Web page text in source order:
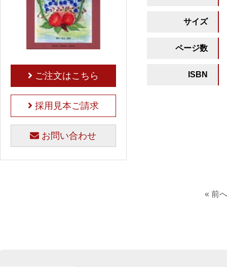
ご注文はこちら
採用見本ご請求
お問い合わせ
サイズ
ページ数
ISBN
« 前へ